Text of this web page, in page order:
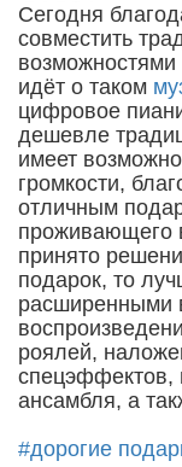
Сегодня
совместить
возможностями
идёт о таком
цифровое
дешевле
имеет
громкости,
отличным
проживающего
принято
подарок, то
расширенными
роялей,
спецэффектов,
ансамбля, а
#дорогие